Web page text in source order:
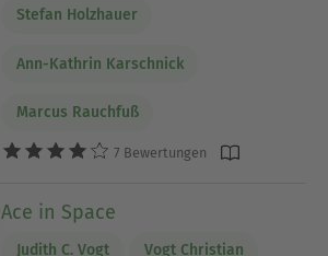
Stefan Holzhauer
Ann-Kathrin Karschnick
Marcus Rauchfuß
7 Bewertungen
Ace in Space
Judith C. Vogt Vogt Christian